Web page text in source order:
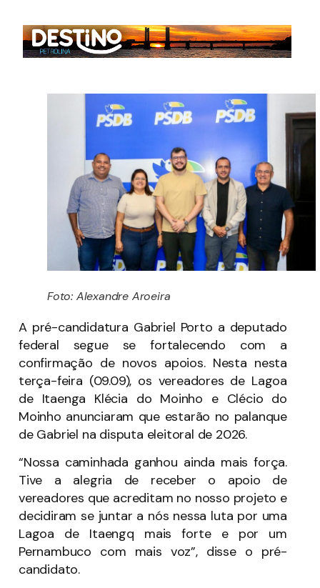
Foto: Alexandre Aroeira
A pré-candidatura Gabriel Porto a deputado
federal segue se fortalecendo com a
confirmação de novos apoios. Nesta nesta
terça-feira (09.09), os vereadores de Lagoa
de Itaenga Klécia do Moinho e Clécio do
Moinho anunciaram que estarão no palanque
de Gabriel na disputa eleitoral de 2026.
“Nossa caminhada ganhou ainda mais força.
Tive a alegria de receber o apoio de
vereadores que acreditam no nosso projeto e
decidiram se juntar a nós nessa luta por uma
Lagoa de Itaengq mais forte e por um
Pernambuco com mais voz”, disse o pré-
candidato.